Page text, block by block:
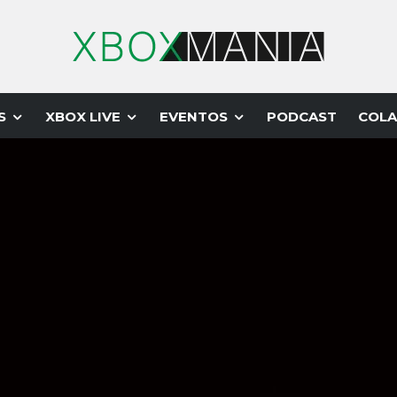
XBOX LIVE EVENTOS PODCAST